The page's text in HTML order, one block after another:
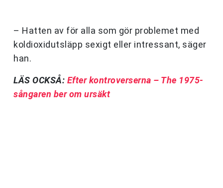
– Hatten av för alla som gör problemet med
koldioxidutsläpp sexigt eller intressant, säger
han.
LÄS OCKSÅ: Efter kontroverserna – The 1975-
sångaren ber om ursäkt